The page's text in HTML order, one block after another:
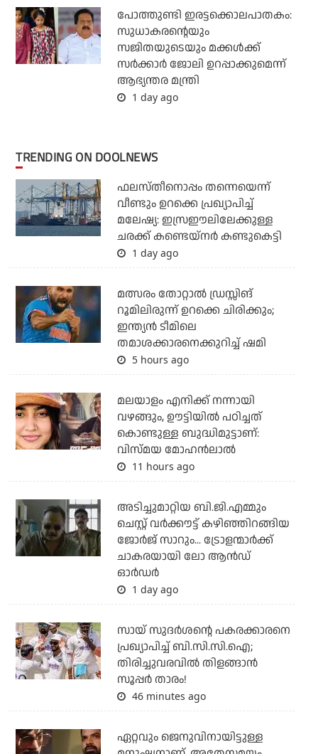
പോത്തുണ്ടി ഇരട്ടക്കൊലപാതകം:
സുധാകരന്റെയും
സജിതയുടെയും മക്കള്‍ക്ക്
സര്‍ക്കാര്‍ ജോലി ഉറപ്പാക്കുമെന്ന്
ആഭ്യന്തര മന്ത്രി
1 day ago
TRENDING ON DOOLNEWS
ഫലസ്തീനൊപ്പം തന്നെയെന്ന്
വീണ്ടും ഉറക്കെ പ്രഖ്യാപിച്ച്
മലേഷ്യ: ഇസ്രഈലിലേക്കുള്ള
ചരക്ക് കണ്ടെയ്‌നര്‍ കണ്ടുകെട്ടി
1 day ago
മത്സരം തോറ്റാല്‍ ഡ്രസ്സിങ്
റൂമിലിരുന്ന് ഉറക്കെ ചിരിക്കും;
ഇന്ത്യന്‍ ടീമിലെ
തമാശക്കാരനെക്കുറിച്ച് ഷമി
5 hours ago
മലയാളം എനിക്ക് നന്നായി
വഴങ്ങും, ഊട്ടിയില്‍ പഠിച്ചത്
കൊണ്ടുള്ള ബുദ്ധിമുട്ടാണ്:
വിസ്മയ മോഹന്‍ലാല്‍
11 hours ago
അടിച്ചുമാറ്റിയ ബി.ജി.എമ്മും
ചെസ്റ്റ് വര്‍ക്കൗട്ട് കഴിഞ്ഞിറങ്ങിയ
ജോര്‍ജ് സാറും... ട്രോളന്മാര്‍ക്ക്
ചാകരയായി ലോ ആന്‍ഡ്
ഓര്‍ഡര്‍
1 day ago
സായ് സുദര്‍ശന്റെ പകരക്കാരനെ
പ്രഖ്യാപിച്ച് ബി.സി.സി.ഐ;
തിരിച്ചുവരവില്‍ തിളങ്ങാന്‍
സൂപ്പര്‍ താരം!
46 minutes ago
ഏറ്റവും ജെനുവിനായിട്ടുള്ള